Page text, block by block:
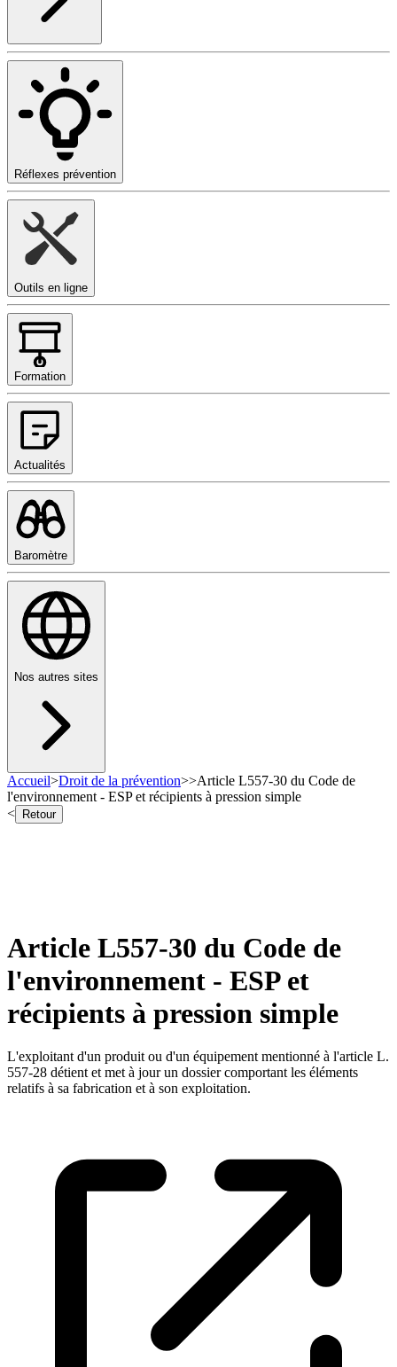
Réflexes prévention
Outils en ligne
Formation
Actualités
Baromètre
Nos autres sites
Accueil>Droit de la prévention>>Article L557-30 du Code de
l'environnement - ESP et récipients à pression simple
<
Retour
Article L557-30 du Code de
l'environnement - ESP et
récipients à pression simple
L'exploitant d'un produit ou d'un équipement mentionné à l'article L.
557-28 détient et met à jour un dossier comportant les éléments
relatifs à sa fabrication et à son exploitation.